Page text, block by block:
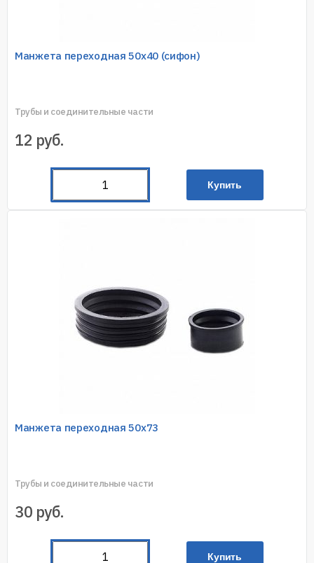
Манжета переходная 50х40 (сифон)
Трубы и соединительные части
12 руб.
Купить
Манжета переходная 50х73
Трубы и соединительные части
30 руб.
Купить